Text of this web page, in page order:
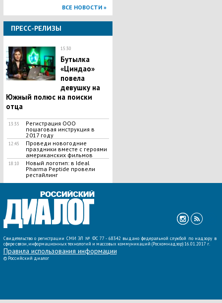
ВСЕ НОВОСТИ »
ПРЕСС-РЕЛИЗЫ
15:30
Бутылка
«Циндао»
повела
девушку на
Южный полюс на поиски
отца
13:35
Регистрация ООО
пошаговая инструкция в
2017 году
12:45
Проведи новогодние
праздники вместе с героями
американских фильмов
18:10
Новый логотип: в Ideal
Pharma Peptide провели
рестайлинг
Свидетельство о регистрации СМИ ЭЛ № ФС 77 - 68342 выдано федеральной службой по надзору в
сфере связи, информационных технологий и массовых коммуникаций (Роскомнадзор) 16.01.2017 г.
Правила использования информации
© Российский диалог